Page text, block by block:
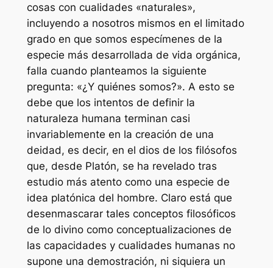
cosas con cualidades «naturales»,
incluyendo a nosotros mismos en el limitado
grado en que somos especímenes de la
especie más desarrollada de vida orgánica,
falla cuando planteamos la siguiente
pregunta: «¿Y quiénes somos?». A esto se
debe que los intentos de definir la
naturaleza humana terminan casi
invariablemente en la creación de una
deidad, es decir, en el dios de los filósofos
que, desde Platón, se ha revelado tras
estudio más atento como una especie de
idea platónica del hombre. Claro está que
desenmascarar tales conceptos filosóficos
de lo divino como conceptualizaciones de
las capacidades y cualidades humanas no
supone una demostración, ni siquiera un